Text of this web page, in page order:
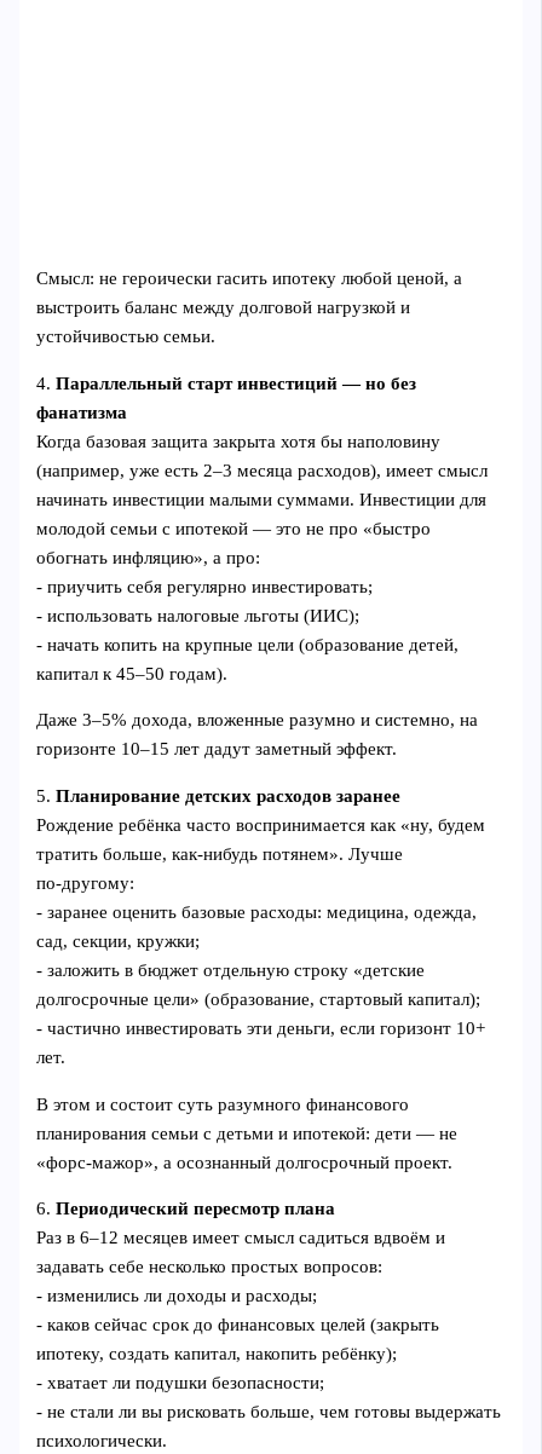
Смысл: не героически гасить ипотеку любой ценой, а
выстроить баланс между долговой нагрузкой и
устойчивостью семьи.
4.Параллельный старт инвестиций — но без
фанатизма
Когда базовая защита закрыта хотя бы наполовину
(например, уже есть 2–3 месяца расходов), имеет смысл
начинать инвестиции малыми суммами. Инвестиции для
молодой семьи с ипотекой — это не про «быстро
обогнать инфляцию», а про:
- приучить себя регулярно инвестировать;
- использовать налоговые льготы (ИИС);
- начать копить на крупные цели (образование детей,
капитал к 45–50 годам).
Даже 3–5% дохода, вложенные разумно и системно, на
горизонте 10–15 лет дадут заметный эффект.
5.Планирование детских расходов заранее
Рождение ребёнка часто воспринимается как «ну, будем
тратить больше, как‑нибудь потянем». Лучше
по‑другому:
- заранее оценить базовые расходы: медицина, одежда,
сад, секции, кружки;
- заложить в бюджет отдельную строку «детские
долгосрочные цели» (образование, стартовый капитал);
- частично инвестировать эти деньги, если горизонт 10+
лет.
В этом и состоит суть разумного финансового
планирования семьи с детьми и ипотекой: дети — не
«форс‑мажор», а осознанный долгосрочный проект.
6.Периодический пересмотр плана
Раз в 6–12 месяцев имеет смысл садиться вдвоём и
задавать себе несколько простых вопросов:
- изменились ли доходы и расходы;
- каков сейчас срок до финансовых целей (закрыть
ипотеку, создать капитал, накопить ребёнку);
- хватает ли подушки безопасности;
- не стали ли вы рисковать больше, чем готовы выдержать
психологически.